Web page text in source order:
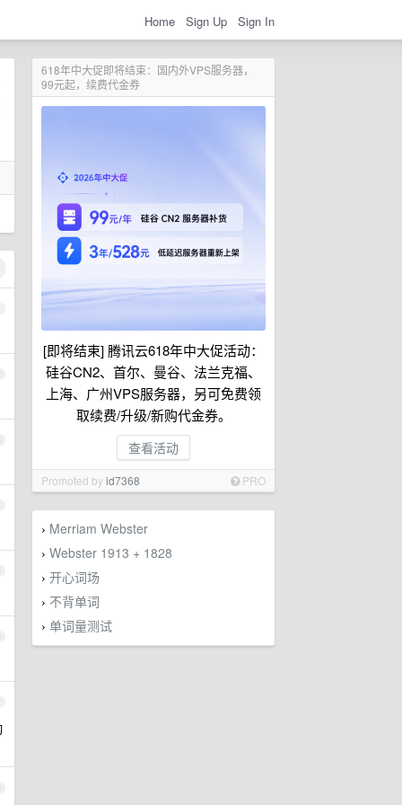
Home Sign Up Sign In
618年中大促即将结束：国内外VPS服务器，
99元起，续费代金券
[即将结束] 腾讯云618年中大促活动：
硅谷CN2、首尔、曼谷、法兰克福、
上海、广州VPS服务器，另可免费领
取续费/升级/新购代金券。
查看活动
Promoted byid7368 PRO
› Merriam Webster
› Webster 1913 + 1828
› 开心词场
› 不背单词
› 单词量测试